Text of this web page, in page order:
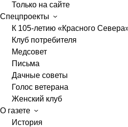
Только на сайте
Спецпроекты
К 105-летию «Красного
Клуб потребителя
Медсовет
Письма
Дачные советы
Голос ветерана
Женский клуб
О газете
История